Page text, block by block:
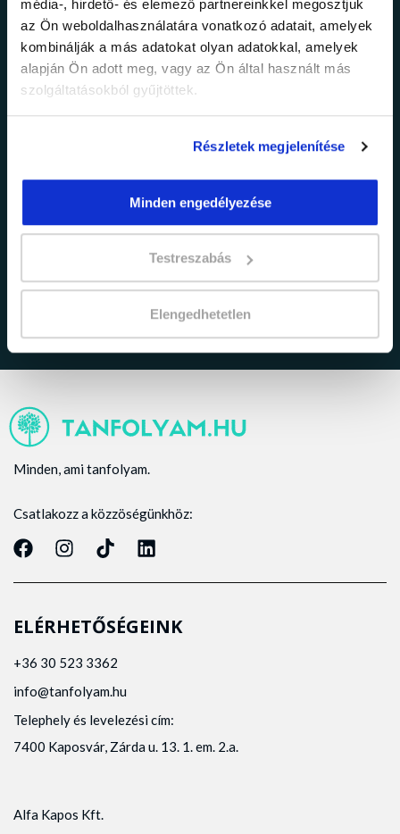
média-, hirdető- és elemező partnereinkkel megosztjuk
az Ön weboldalhasználatára vonatkozó adatait, amelyek
kombinálják a más adatokat olyan adatokkal, amelyek
alapján Ön adott meg, vagy az Ön által használt más
szolgáltatásokból gyűjtöttek.
Részletek megjelenítése
Minden engedélyezése
Testreszabás
Elengedhetetlen
Értesülj elsőként legújabb tanfolyamainkról,
legfrissebb híreinkről és időszakos
promócióinkról.
Elfogadom azadatkezelési tájékoztatóban
Minden, ami tanfolyam.
Csatlakozz a közzöségünkhöz:
ELÉRHETŐSÉGEINK
+36 30 523 3362
info@tanfolyam.hu
Telephely és levelezési cím:
7400 Kaposvár, Zárda u. 13. 1. em. 2.a.
Alfa Kapos Kft.